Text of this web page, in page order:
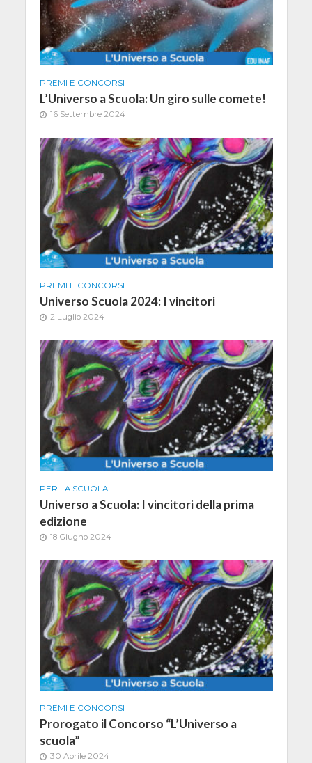
PREMI E CONCORSI
L’Universo a Scuola: Un giro sulle comete!
16 Settembre 2024
PREMI E CONCORSI
Universo Scuola 2024: I vincitori
2 Luglio 2024
PER LA SCUOLA
Universo a Scuola: I vincitori della prima
edizione
18 Giugno 2024
PREMI E CONCORSI
Prorogato il Concorso “L’Universo a
scuola”
30 Aprile 2024